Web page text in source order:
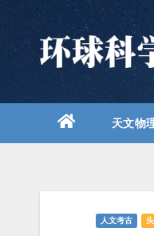
天文物
人文考古